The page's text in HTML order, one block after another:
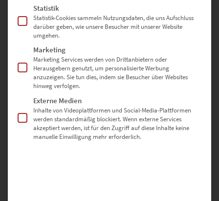
SCHREIBE DIE ERSTE BEWERTUNG FÜR „EZ01072 AIDLINGEN AT
THE SPEED OF LIGHT“
Deine E-Mail-Adresse wird nicht veröffentlicht.
Erforderliche Felder sind mit *markiert
DEINE BEWERTUNG*
Statistik
Statistik-Cookies sammeln Nutzungsdaten, die uns Aufschluss
darüber geben, wie unsere Besucher mit unserer Website
umgehen.
Marketing
Marketing Services werden von Drittanbietern oder
Herausgebern genutzt, um personalisierte Werbung
anzuzeigen. Sie tun dies, indem sie Besucher über Websites
hinweg verfolgen.
Externe Medien
Inhalte von Videoplattformen und Social-Media-Plattformen
werden standardmäßig blockiert. Wenn externe Services
akzeptiert werden, ist für den Zugriff auf diese Inhalte keine
manuelle Einwilligung mehr erforderlich.